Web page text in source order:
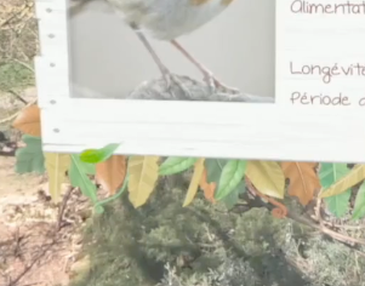
CREATIONS
RESSOURCES
CONTACT